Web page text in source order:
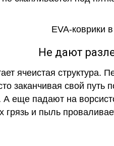
Не дают
ячеистая структура.
заканчивая свой
А еще падают на
грязь и пыль